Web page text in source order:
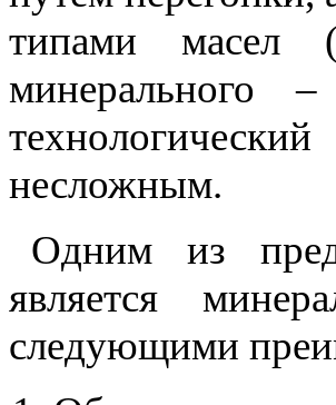
типами масел
минерального
несложным.
Одним из
является
следующими